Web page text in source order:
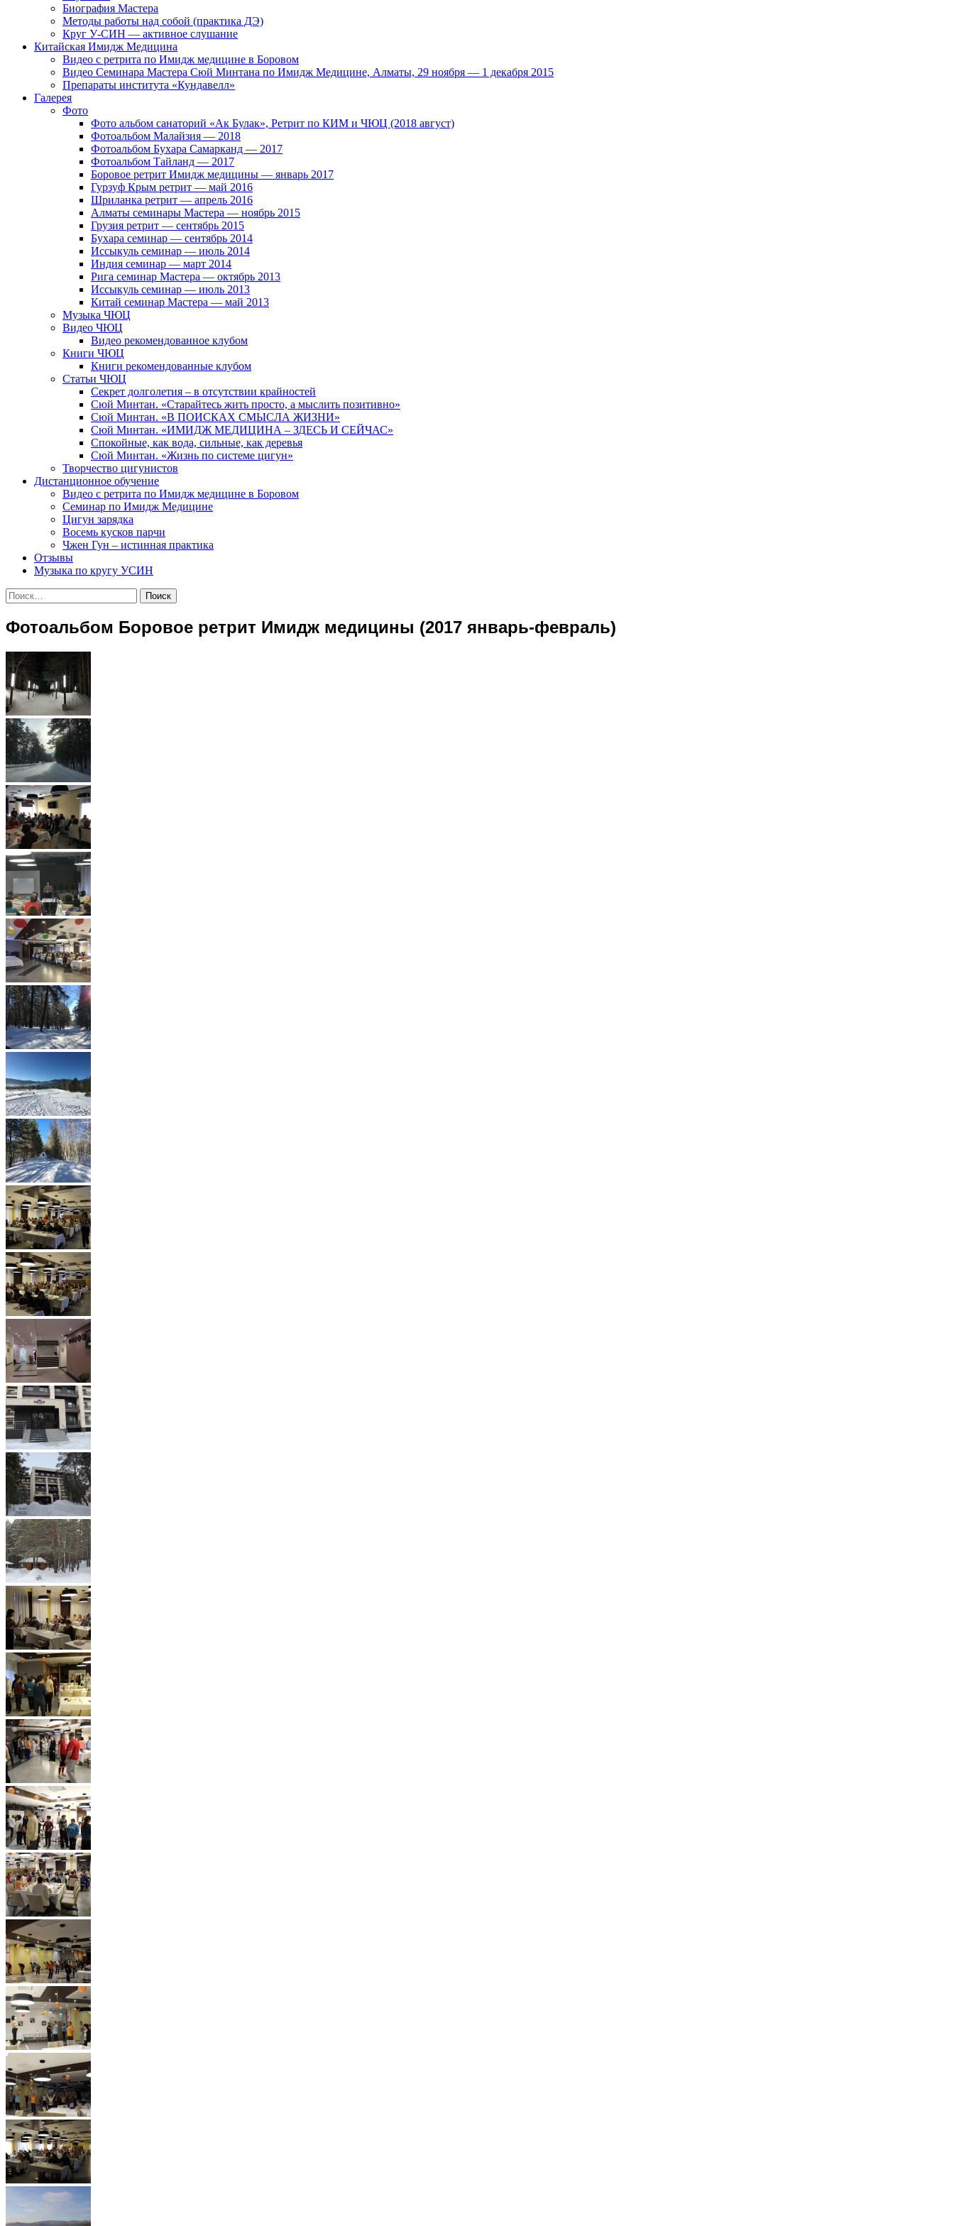
Биография Мастера
Методы работы над собой (практика ДЭ)
Круг У-СИН — активное слушание
Китайская Имидж Медицина
Видео с ретрита по Имидж медицине в Боровом
Видео Семинара Мастера Сюй Минтана по Имидж Медицине, Алматы, 29 ноября — 1 декабря 2015
Препараты института «Кундавелл»
Галерея
Фото
Фото альбом санаторий «Ак Булак», Ретрит по КИМ и ЧЮЦ (2018 август)
Фотоальбом Малайзия — 2018
Фотоальбом Бухара Самарканд — 2017
Фотоальбом Тайланд — 2017
Боровое ретрит Имидж медицины — январь 2017
Гурзуф Крым ретрит — май 2016
Шриланка ретрит — апрель 2016
Алматы семинары Мастера — ноябрь 2015
Грузия ретрит — сентябрь 2015
Бухара семинар — сентябрь 2014
Иссыкуль семинар — июль 2014
Индия семинар — март 2014
Рига семинар Мастера — октябрь 2013
Иссыкуль семинар — июль 2013
Китай семинар Мастера — май 2013
Музыка ЧЮЦ
Видео ЧЮЦ
Видео рекомендованное клубом
Книги ЧЮЦ
Книги рекомендованные клубом
Статьи ЧЮЦ
Секрет долголетия – в отсутствии крайностей
Сюй Минтан. «Старайтесь жить просто, а мыслить позитивно»
Сюй Минтан. «В ПОИСКАХ СМЫСЛА ЖИЗНИ»
Сюй Минтан. «ИМИДЖ МЕДИЦИНА – ЗДЕСЬ И СЕЙЧАС»
Спокойные, как вода, сильные, как деревья
Сюй Минтан. «Жизнь по системе цигун»
Творчество цигунистов
Дистанционное обучение
Видео с ретрита по Имидж медицине в Боровом
Семинар по Имидж Медицине
Цигун зарядка
Восемь кусков парчи
Чжен Гун – истинная практика
Отзывы
Музыка по кругу УСИН
Найти:
Фотоальбом Боровое ретрит Имидж медицины (2017 январь-февраль)